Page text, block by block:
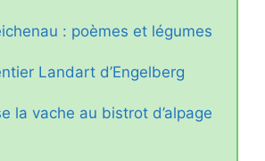
: poèmes et légumes
Landart d’Engelberg
la vache au bistrot d’alpage